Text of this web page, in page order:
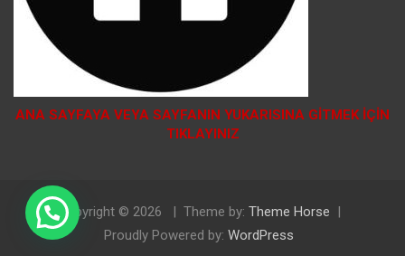
ANA SAYFAYA VEYA SAYFANIN YUKARISINA GİTMEK İÇİN
TIKLAYINIZ
Copyright © 2026 Theme by: Theme Horse
Proudly Powered by: WordPress
Doğal Tosya Balı Sipariş İçin Tıklayınız